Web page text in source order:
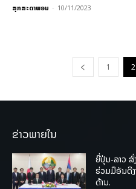
ສຸກສະດາພອນ - 10/11/2023
1 2
ຂ່າວພາຍໃນ
ຍີ່ປຸ່ນ-ລາວ ສົ່
ຮ່ວມມືອັນດີງ
ດ້ານ.